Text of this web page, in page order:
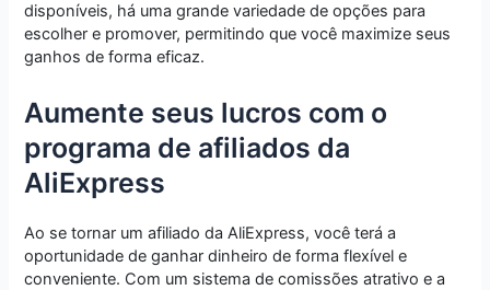
disponíveis, há uma grande variedade de opções para
escolher e promover, permitindo que você maximize seus
ganhos de forma eficaz.
Aumente seus lucros com o
programa de afiliados da
AliExpress
Ao se tornar um afiliado da AliExpress, você terá a
oportunidade de ganhar dinheiro de forma flexível e
conveniente. Com um sistema de comissões atrativo e a